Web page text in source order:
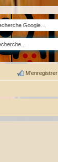
M’enregistrer